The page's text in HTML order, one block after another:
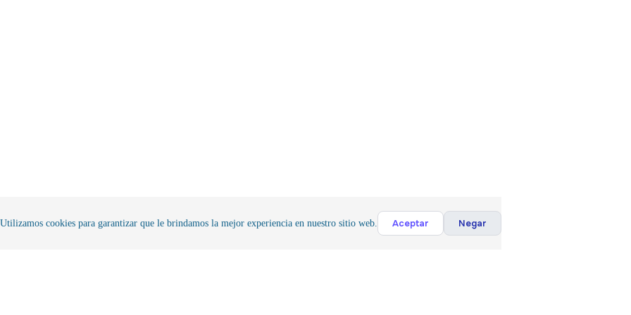
Utilizamos cookies para garantizar que le brindamos la mejor experiencia en nuestro sitio web. Aceptar Negar